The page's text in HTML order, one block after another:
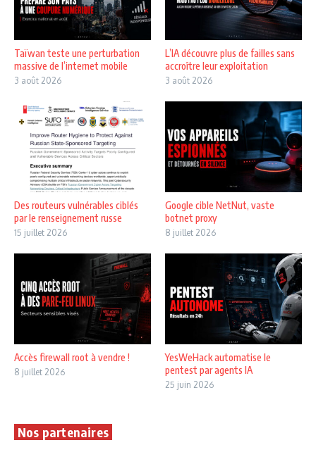
Taïwan teste une perturbation
massive de l’internet mobile
3 août 2026
L’IA découvre plus de failles sans
accroître leur exploitation
3 août 2026
Des routeurs vulnérables ciblés
par le renseignement russe
15 juillet 2026
Google cible NetNut, vaste
botnet proxy
8 juillet 2026
Accès firewall root à vendre !
8 juillet 2026
YesWeHack automatise le
pentest par agents IA
25 juin 2026
Nos partenaires